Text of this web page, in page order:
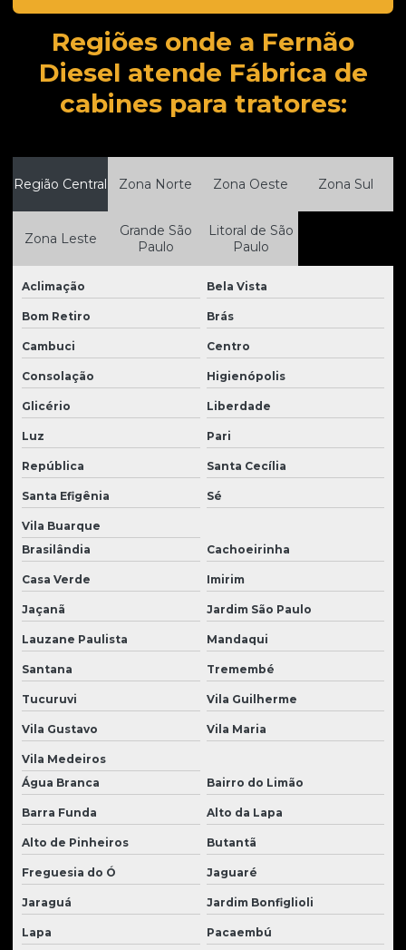
Escavadeira hidráulica komatsu
Escavadeira hidráulica à venda
Fábrica de cabines para tratores
Fabricantes de cabines para tratores
Fabricantes de peças para tratores
Filtros para tratores
Laminas para tratores
Manutenção de Material Rodante de Tratores
Manutenção de peças para tratores
Material rodante para trator de esteira
Material rodante para tratores
Mini escavadeira usada à venda
Moto scraper usado à venda
Motoniveladora à venda
Motor de giro escavadeira
Motor de tração escavadeira
Motor de translação
Motores para tratores
Pá carregadeira usada
Parafuso para trator de esteira
Peças para carregadeira volvo
Peças caterpillar
Peças caterpillar usadas
Peças para escavadeira hidráulica
Peças para escavadeiras
Regiões onde a Fernão
Diesel atende Fábrica de
cabines para tratores:
Região Central Zona Norte Zona Oeste Zona Sul
Zona Leste
Grande São
Paulo
Litoral de São
Paulo
Aclimação Bela Vista
Bom Retiro Brás
Cambuci Centro
Consolação Higienópolis
Glicério Liberdade
Luz Pari
República Santa Cecília
Santa Efigênia Sé
Vila Buarque
Brasilândia
Cachoeirinha
Casa Verde Imirim
Jaçanã Jardim São Paulo
Lauzane Paulista Mandaqui
Santana Tremembé
Tucuruvi Vila Guilherme
Vila Gustavo Vila Maria
Vila Medeiros
Água Branca
Bairro do Limão
Barra Funda Alto da Lapa
Alto de Pinheiros Butantã
Freguesia do Ó Jaguaré
Jaraguá Jardim Bonfiglioli
Lapa Pacaembú